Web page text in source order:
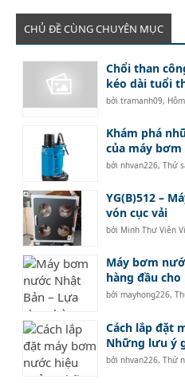
CHỦ ĐỀ CÙNG CHUYÊN MỤC
Chổi than
kéo dài tuổi
bởitramanh09,
Khám phá
của máy bơm
bởinhvan226,Thứ
YG(B)512 –
vón cục vải
bởi Minh Thư Viên
Máy bơm
hàng đầu
bởimayhong226,
Cách lắp đặt
Những lưu ý
bởinhvan226,Thứ